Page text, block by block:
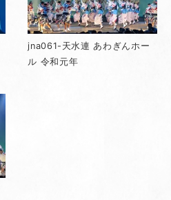
jna061-天水連 あわぎんホー
ル 令和元年